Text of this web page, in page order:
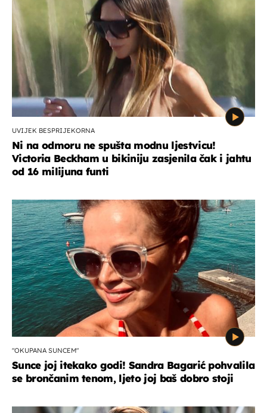
UVIJEK BESPRIJEKORNA
Ni na odmoru ne spušta modnu ljestvicu!
Victoria Beckham u bikiniju zasjenila čak i jahtu
od 16 milijuna funti
"OKUPANA SUNCEM"
Sunce joj itekako godi! Sandra Bagarić pohvalila
se brončanim tenom, ljeto joj baš dobro stoji